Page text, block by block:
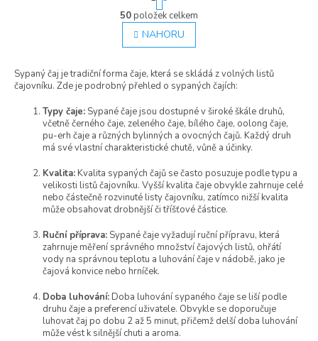
O
v
l
d
a
í
p
r
k
y
v
ý
i
s
u
r
á
n
k
v
á
í
50 položek celkem
NAHORU
Sypaný čaj je tradiční forma čaje, která se skládá z volných listů
čajovníku. Zde je podrobný přehled o sypaných čajích:
Typy čaje: Sypané čaje jsou dostupné v široké škále druhů,
včetně černého čaje, zeleného čaje, bílého čaje, oolong čaje,
pu-erh čaje a různých bylinných a ovocných čajů. Každý druh
má své vlastní charakteristické chutě, vůně a účinky.
Kvalita: Kvalita sypaných čajů se často posuzuje podle typu a
velikosti listů čajovníku. Vyšší kvalita čaje obvykle zahrnuje celé
nebo částečně rozvinuté listy čajovníku, zatímco nižší kvalita
může obsahovat drobnější či tříšťové částice.
Ruční příprava: Sypané čaje vyžadují ruční přípravu, která
zahrnuje měření správného množství čajových listů, ohřátí
vody na správnou teplotu a luhování čaje v nádobě, jako je
čajová konvice nebo hrníček.
Doba luhování: Doba luhování sypaného čaje se liší podle
druhu čaje a preferencí uživatele. Obvykle se doporučuje
luhovat čaj po dobu 2 až 5 minut, přičemž delší doba luhování
může vést k silnější chuti a aroma.